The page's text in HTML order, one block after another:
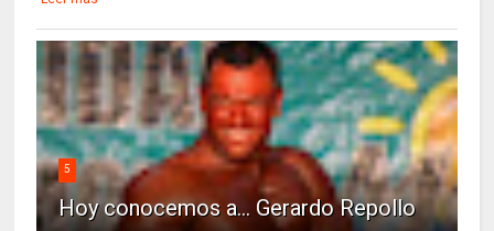
5
Hoy conocemos a... Gerardo Repollo